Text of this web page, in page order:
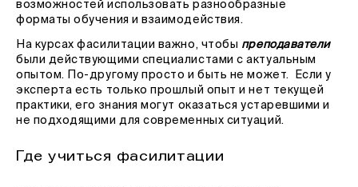
возможностей использовать разнообразные
форматы обучения и взаимодействия.
На курсах фасилитации важно, чтобы преподаватели
были действующими специалистами с актуальным
опытом. По-другому просто и быть не может. Если у
эксперта есть только прошлый опыт и нет текущей
практики, его знания могут оказаться устаревшими и
не подходящими для современных ситуаций.
Где учиться фасилитации